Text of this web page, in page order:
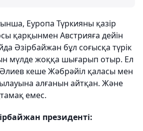
Еуропа Түркияны қазір
қарқынмен Австрияға дейін
Әзірбайжан бұл соғысқа түрік
мүлде жоққа шығарып отыр. Ел
кеше Жәбрәйіл қаласы мен
алғанын айтқан. Және
емес.
президенті: